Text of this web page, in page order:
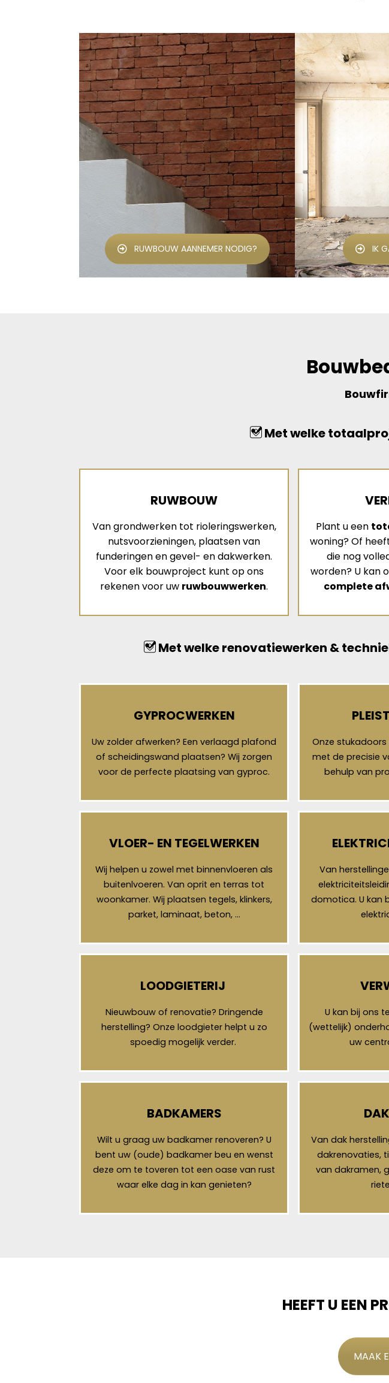
RUWBOUW AANNEMER NODIG? IK
Met welke
RUWBOUW
Van grondwerken tot rioleringswerken,
nutsvoorzieningen, plaatsen van
funderingen en gevel- en dakwerken.
Voor elk bouwproject kunt op ons
rekenen voor uw ruwbouwwerken.
Plant u een
woning? Of
die nog
worden? U kan
complete
Met welke renovatiewerken &
GYPROCWERKEN
Uw zolder afwerken? Een verlaagd plafond
of scheidingswand plaatsen? Wij zorgen
voor de perfecte plaatsing van gyproc.
Onze
met de precisie
behulp van
VLOER- EN TEGELWERKEN
Wij helpen u zowel met binnenvloeren als
buitenlvoeren. Van oprit en terras tot
woonkamer. Wij plaatsen tegels, klinkers,
parket, laminaat, beton, …
Van
domotica. U kan
LOODGIETERIJ
Nieuwbouw of renovatie? Dringende
herstelling? Onze loodgieter helpt u zo
spoedig mogelijk verder.
U kan bij ons
(wettelijk)
uw
BADKAMERS
Wilt u graag uw badkamer renoveren? U
bent uw (oude) badkamer beu en wenst
deze om te toveren tot een oase van rust
waar elke dag in kan genieten?
Van dak
dakrenovaties,
van dakramen,
HEEFT U EEN
MAAK